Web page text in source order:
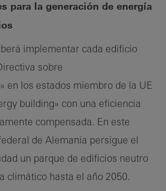
para la generación de energía
implementar cada edificio
sobre
en los estados miembro de la UE
building» con una eficiencia
compensada. En este
de Alemania persigue el
un parque de edificios neutro
climático hasta el año 2050.